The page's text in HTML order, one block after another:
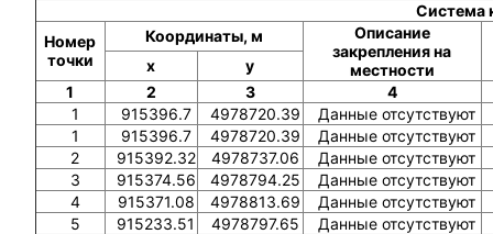
Система
Номер
точки
Координаты, м
Описание
закрепления на
местности
x
y
1
2 3
4
1
915396.7 4978720.39
Данные отсутствуют
1
915396.7 4978720.39
Данные отсутствуют
2
915392.32 4978737.06
Данные отсутствуют
3
915374.56 4978794.25
Данные отсутствуют
4
915371.08 4978813.69
Данные отсутствуют
5
915233.51 4978797.65
Данные отсутствуют